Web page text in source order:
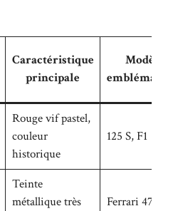
Caractéristique
principale
Modèles
Rouge vif pastel,
couleur
historique
125 S, F1
Teinte
métallique très
Ferrari 477